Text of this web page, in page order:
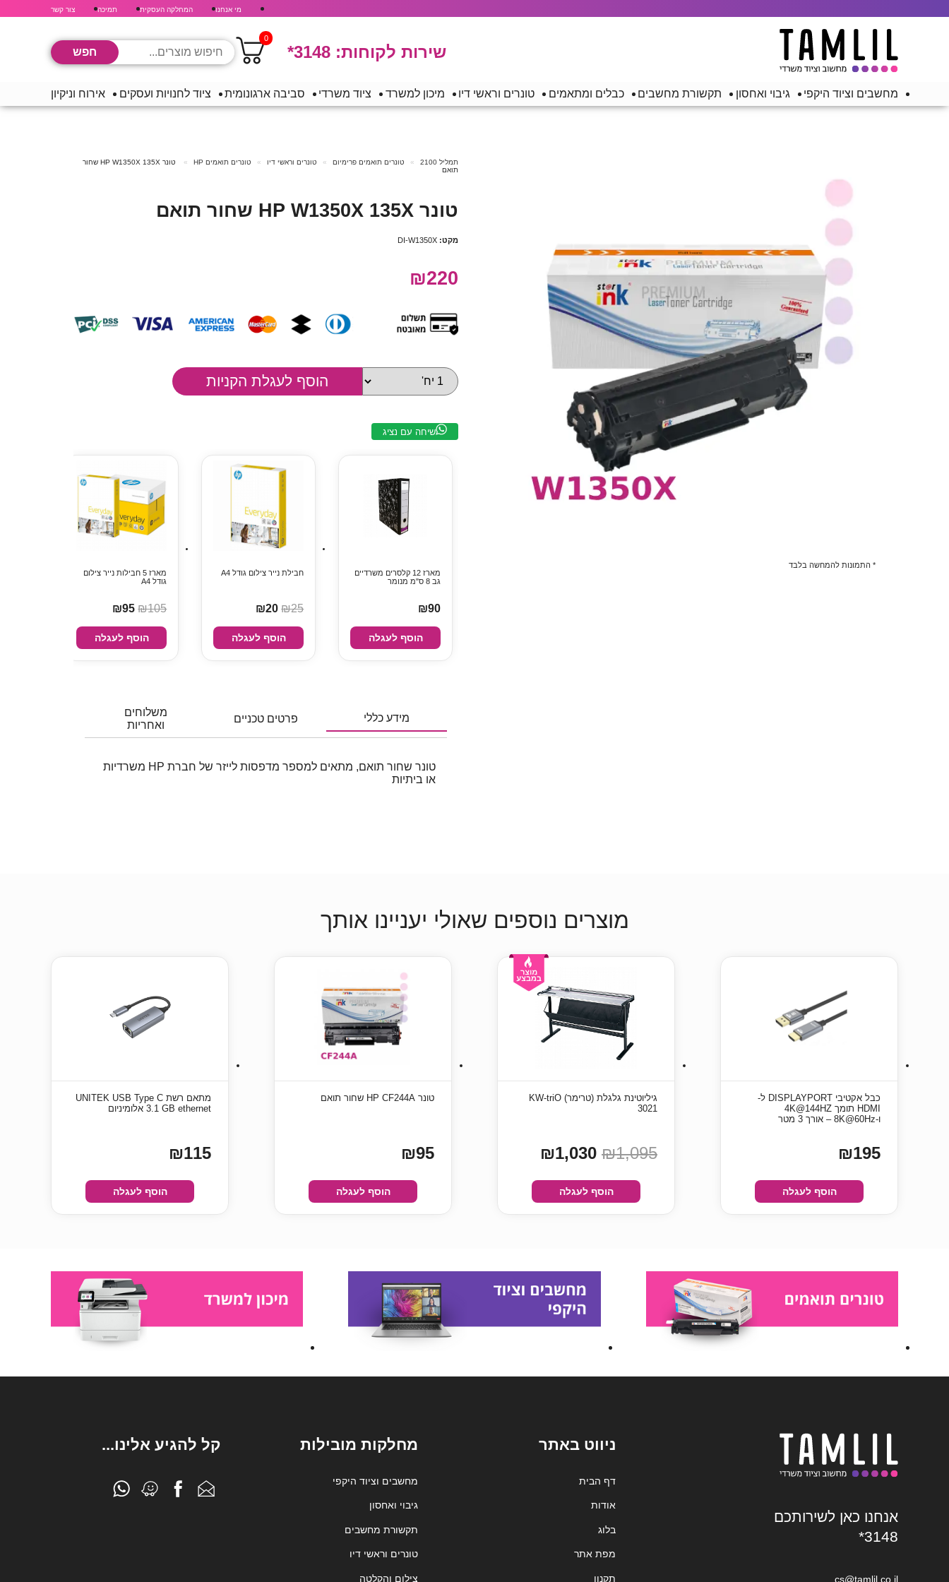
מי אנחנו המחלקה העסקית תמיכה צור קשר
שירות לקוחות: *3148
0
מחשבים וציוד היקפי גיבוי ואחסון תקשורת מחשבים כבלים ומתאמים טונרים וראשי דיו מיכון למשרד ציוד משרדי סביבה ארגונומית ציוד לחנויות ועסקים אירוח וניקיון
* התמונות להמחשה בלבד
תמליל 2100 טונרים תואמים פרימיום טונרים וראשי דיו טונרים תואמים HP
טונר HP W1350X 135X שחור
תואם
טונר HP W1350X 135X שחור תואם
מקט: DI-W1350X
₪220
שיחה עם נציג
מארז 12 קלסרים משרדיים
גב 8 ס"מ מנומר
₪90
הוסף לעגלה
חבילת נייר צילום גודל A4
₪25
₪20
הוסף לעגלה
מארז 5 חבילות נייר צילום
גודל A4
₪105
₪95
הוסף לעגלה
מידע כללי פרטים טכניים
משלוחים
ואחריות
טונר שחור תואם, מתאים למספר מדפסות לייזר של חברת HP משרדיות
או ביתיות
מוצרים נוספים שאולי יעניינו אותך
כבל אקטיבי DISPLAYPORT ל-
HDMI תומך 4K@144HZ
ו-8K@60Hz – אורך 3 מטר
₪195
הוסף לעגלה
גיליוטינת גלגלת (טרימר) KW-triO
3021
₪1,095
הוסף לעגלה
טונר HP CF244A שחור תואם
₪95
הוסף לעגלה
מתאם רשת UNITEK USB Type C
3.1 GB ethernet אלומיניום
₪115
הוסף לעגלה
אנחנו כאן לשירותכם
*3148
cs@tamlil.co.il
ניווט באתר
דף הבית
אודות
בלוג
מפת אתר
תקנון
מחלקות מובילות
מחשבים וציוד היקפי
גיבוי ואחסון
תקשורת מחשבים
טונרים וראשי דיו
צילום והקלטה
קל להגיע אלינו...